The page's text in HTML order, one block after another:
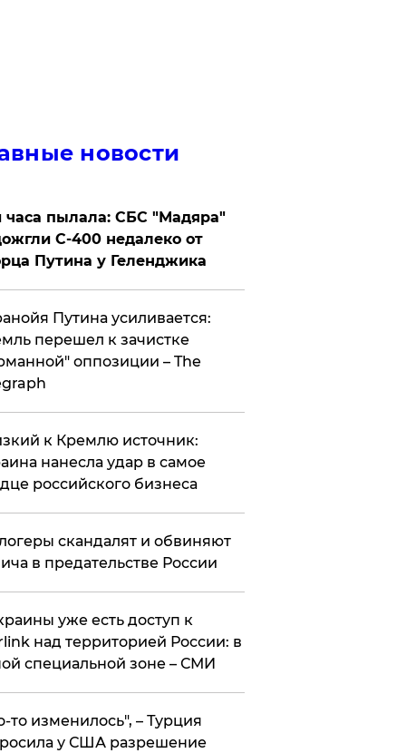
новости
часа пылала: СБС "Мадяра"
С-400 недалеко от
Путина у Геленджика
Путина усиливается:
перешел к зачистке
оппозиции – The
к Кремлю источник:
нанесла удар в самое
российского бизнеса
скандалят и обвиняют
в предательстве России
уже есть доступ к
над территорией России: в
специальной зоне – СМИ
то изменилось", – Турция
у США разрешение